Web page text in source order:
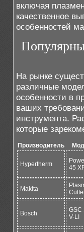
включая
качественное
особенностей
На рынке
различные
особенности в
ваших
инструмента.
которые
Производитель
Hypertherm
45
Makita
Bosch
GSC
V-LI